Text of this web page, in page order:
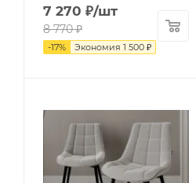
7 270 ₽/шт
8 770₽
-17% Экономия 1 500 ₽